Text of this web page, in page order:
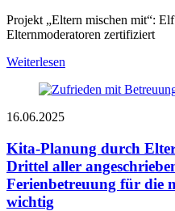
Projekt „Eltern mischen mit“:
Elternmoderatoren zertifiziert
Weiterlesen
16.06.2025
Kita-Planung durch
Drittel aller
Ferienbetreuung für die
wichtig